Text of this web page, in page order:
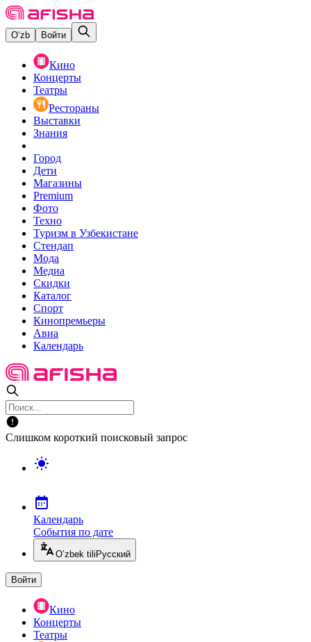
O‘zb Войти
Кино
Концерты
Театры
Рестораны
Выставки
Знания
Город
Дети
Магазины
Premium
Фото
Техно
Туризм в Узбекистане
Стендап
Мода
Медиа
Скидки
Каталог
Спорт
Кинопремьеры
Авиа
Календарь
Слишком короткий поисковый запрос
Календарь
События по дате
O’zbek tili Русский
Войти
Кино
Концерты
Театры